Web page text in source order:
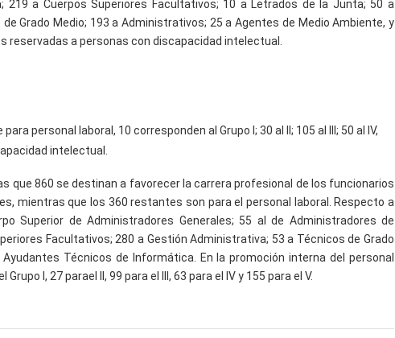
219 a Cuerpos Superiores Facultativos; 10 a Letrados de la Junta; 50 a
Grado Medio; 193 a Administrativos; 25 a Agentes de Medio Ambiente, y
reservadas a personas con discapacidad intelectual.
personal laboral, 10 corresponden al Grupo I; 30 al II; 105 al III; 50 al IV,
intelectual.
que 860 se destinan a favorecer la carrera profesional de los funcionarios
mientras que los 360 restantes son para el personal laboral. Respecto a
Superior de Administradores Generales; 55 al de Administradores de
Facultativos; 280 a Gestión Administrativa; 53 a Técnicos de Grado
Técnicos de Informática. En la promoción interna del personal
I, 27 parael II, 99 para el III, 63 para el IV y 155 para el V.